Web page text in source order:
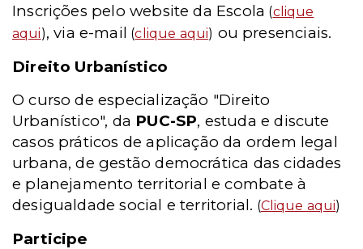
Inscrições pelo website da Escola (clique
aqui), via e-mail (clique aqui) ou presenciais.
Direito Urbanístico
O curso de especialização "Direito
Urbanístico", da PUC-SP, estuda e discute
casos práticos de aplicação da ordem legal
urbana, de gestão democrática das cidades
e planejamento territorial e combate à
desigualdade social e territorial. (Clique aqui)
Participe